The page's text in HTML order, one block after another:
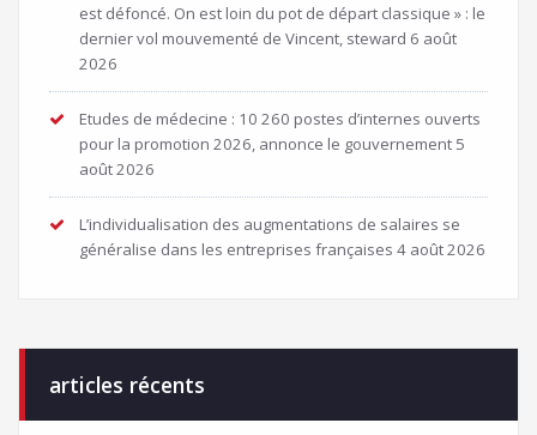
est défoncé. On est loin du pot de départ classique » : le
dernier vol mouvementé de Vincent, steward 6 août
2026
Etudes de médecine : 10 260 postes d’internes ouverts
pour la promotion 2026, annonce le gouvernement 5
août 2026
L’individualisation des augmentations de salaires se
généralise dans les entreprises françaises 4 août 2026
articles récents